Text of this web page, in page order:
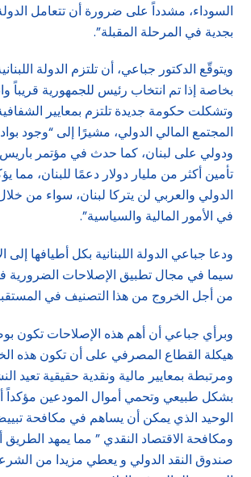
السوداء، مشدداً على ضرورة أن تتعامل الدولة
بجدية في المرحلة المقبلة”.
ويتوقّع الدكتور جباعي، أن تلتزم الدولة
بخاصة إذا تم انتخاب رئيس للجمهورية قريباً
وتشكلت حكومة جديدة تلتزم بمعايير
المجتمع المالي الدولي، مشيرًا إلى “وجود
ودولي على لبنان، كما حدث في مؤتمر
تأمين أكثر من مليار دولار دعمًا للبنان، مما
الدولي والعربي لن يتركا لبنان، سواء من
في الأمور المالية والسياسية”.
ودعا جباعي الدولة اللبنانية بكل أطيافها إلى
سيما في مجال تطبيق الإصلاحات الضرورية
من أجل الخروج من هذا التصنيف في
وبرأي جباعي أن أهم هذه الإصلاحات تكون
هيكلة القطاع المصرفي على أن تكون هذه
ومرتبطة بمعايير مالية ونقدية حقيقية تعيد
بشكل طبيعي وتحمي أموال المودعين مؤكداً
الوحيد الذي يمكن أن يساهم في مكافحة
ومكافحة الاقتصاد النقدي ” مما يمهد الطريق
صندوق النقد الدولي و يعطي مزيدا من